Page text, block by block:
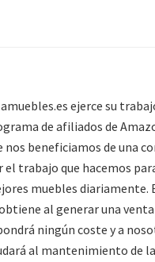
ejerce su
de afiliados de
nos beneficiamos de una
el trabajo que hacemos
muebles diariamente.
al generar una
ningún coste y a
al mantenimiento de